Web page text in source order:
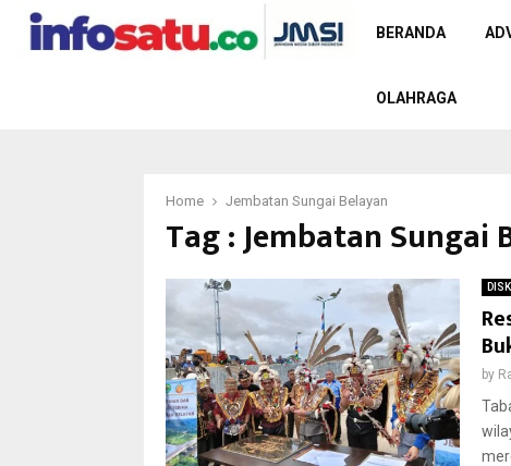
BERANDA
OLAHRAGA
Home Jembatan Sungai Belayan
Tag : Jembatan Sungai
by